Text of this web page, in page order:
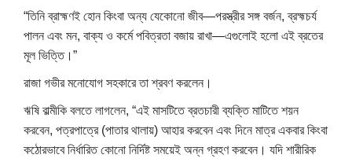
“তিনি ব্রাহ্মণই হোন কিংবা অন্য যেকোনো জীব—পরস্ত্রীর সঙ্গ বর্জন, ব্রহ্মচর্য
পালন এবং মন, বাক্য ও কর্মে পবিত্রতা বজায় রাখা—এগুলোই হলো এই ব্রতের
মূল ভিত্তি।”
রাজা গভীর মনোযোগ সহকারে তা শ্রবণ করলেন।
ঋষি বাল্মীকি বলতে লাগলেন, “এই মাসটিতে ব্রতচারী ব্যক্তি মাটিতে শয়ন
করবেন, পত্রপাত্রে (পাতার থালায়) আহার করবেন এবং দিনে মাত্র একবার কিংবা
কঠোরভাবে নির্ধারিত কোনো নির্দিষ্ট সময়েই অন্ন গ্রহণ করবেন। যদি শারীরিক